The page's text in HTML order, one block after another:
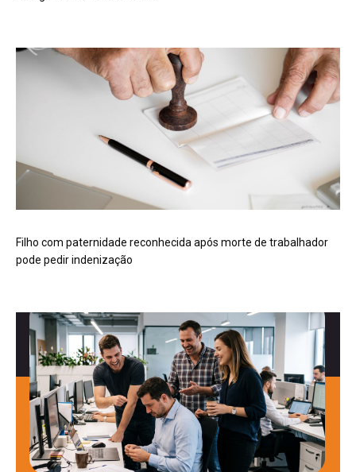
Filho com paternidade reconhecida após morte de trabalhador
pode pedir indenização